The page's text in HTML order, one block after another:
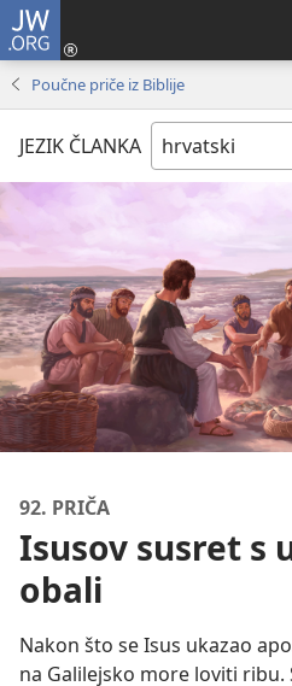
JW.ORG
Poučne priče iz Biblije
JEZIK ČLANKA
92. PRIČA
Isusov susret s
obali
Nakon što se Isus ukazao
na Galilejsko more loviti ribu.